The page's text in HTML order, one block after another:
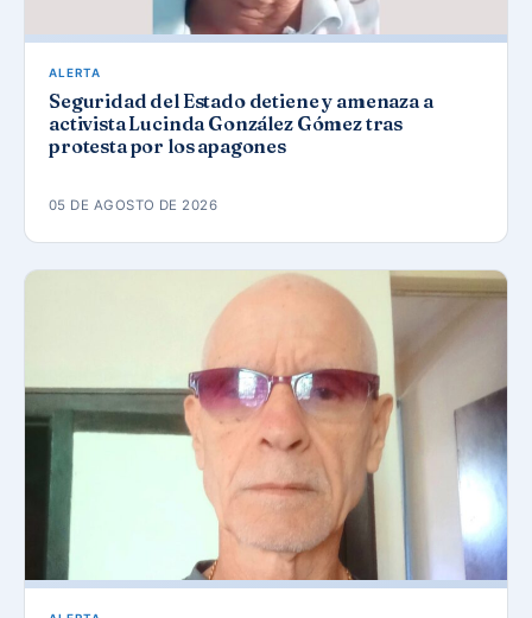
ALERTA
Seguridad del Estado detiene y amenaza a
activista Lucinda González Gómez tras
protesta por los apagones
05 DE AGOSTO DE 2026